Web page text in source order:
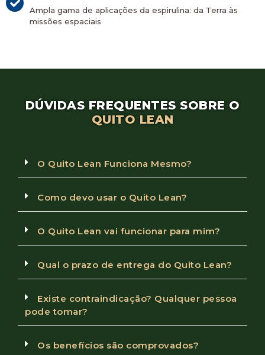
Ampla gama de aplicações da espirulina: da Terra às
missões espaciais
DÚVIDAS FREQUENTES SOBRE O
QUITO LEAN
O Quito Lean Funciona Mesmo?
Como devo usar o Quito Lean?
O Quito Lean vai funcionar para mim?
Qual o prazo de entrega do Quito Lean?
Existe contraindicação? Qualquer pessoa
pode tomar?
Os benefícios são comprovados?